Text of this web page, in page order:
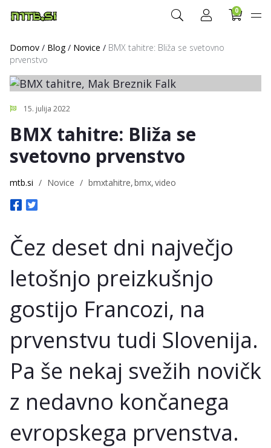
0
Domov / Blog/ Novice / BMX tahitre: Bliža se svetovno
prvenstvo
15. julija 2022
BMX tahitre: Bliža se
svetovno prvenstvo
mtb.si / Novice / bmxtahitre bmx video
Čez deset dni največjo
letošnjo preizkušnjo
gostijo Francozi, na
prvenstvu tudi Slovenija.
Pa še nekaj svežih novičk
z nedavno končanega
evropskega prvenstva.